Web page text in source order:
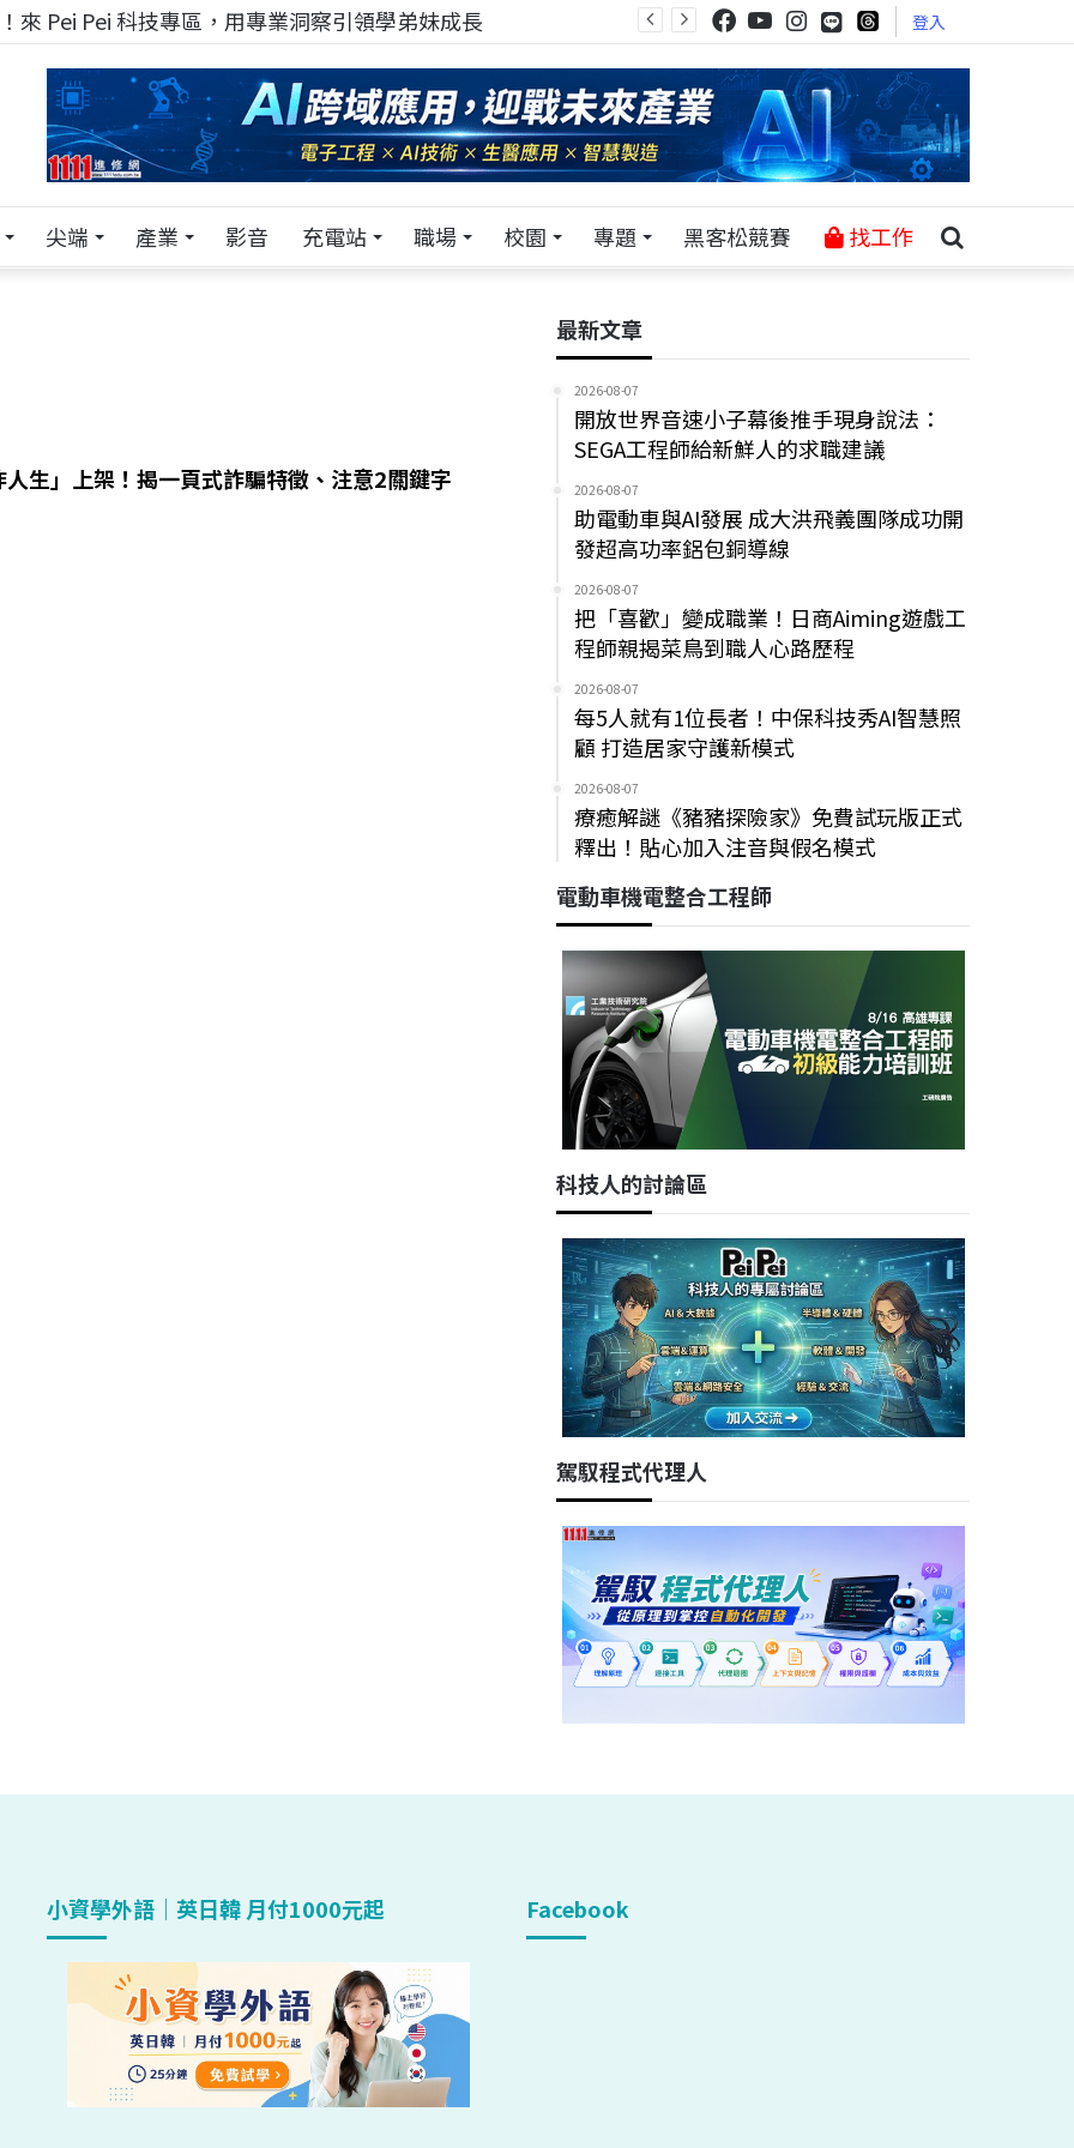
來 Pei Pei 科技專區，用專業洞察引領學弟妹成長 登入
尖端 產業 影音 充電站 職場 校園 專題 黑客松競賽 找工作
生」上架！揭一頁式詐騙特徵、注意2關鍵字
最新文章
2026-08-07
開放世界音速小子幕後推手現身說法：
SEGA工程師給新鮮人的求職建議
2026-08-07
助電動車與AI發展 成大洪飛義團隊成功開
發超高功率鋁包銅導線
2026-08-07
把「喜歡」變成職業！日商Aiming遊戲工
程師親揭菜鳥到職人心路歷程
2026-08-07
每5人就有1位長者！中保科技秀AI智慧照
顧 打造居家守護新模式
2026-08-07
療癒解謎《豬豬探險家》免費試玩版正式
釋出！貼心加入注音與假名模式
電動車機電整合工程師
科技人的討論區
駕馭程式代理人
小資學外語｜英日韓 月付1000元起 Facebook